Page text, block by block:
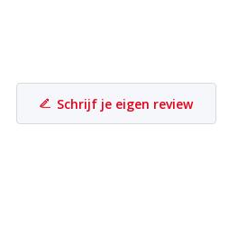
Schrijf je eigen review